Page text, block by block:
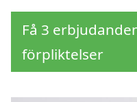
Få 3
förpliktelser